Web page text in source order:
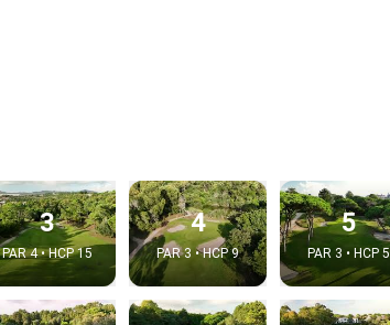
3
PAR 4 • HCP 15
4
PAR 3 • HCP 9
5
PAR 3 • HCP 5